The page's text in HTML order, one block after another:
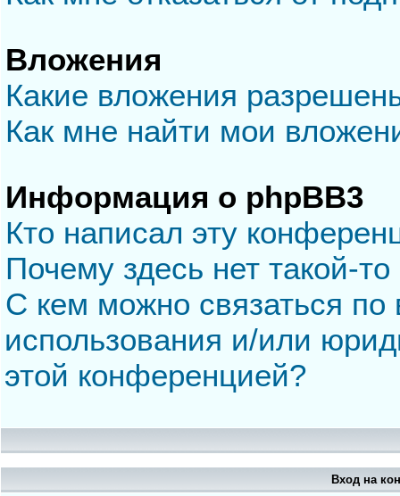
Вложения
Какие вложения
Как мне найти мои
Информация о phpBB3
Кто написал эту
Почему здесь нет такой-
С кем можно связаться по
использования и/или
этой конференцией?
Вход на